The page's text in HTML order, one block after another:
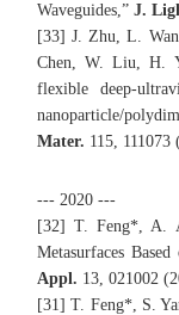
Waveguides,”J.
[33] J. Zhu, L.
Chen, W. Liu, H.
flexible deep-
nanoparticle/
Mater. 115, 111073
--- 2020 ---
[32] T. Feng*, A.
Metasurfaces
Appl. 13, 021002
[31] T. Feng*, S.